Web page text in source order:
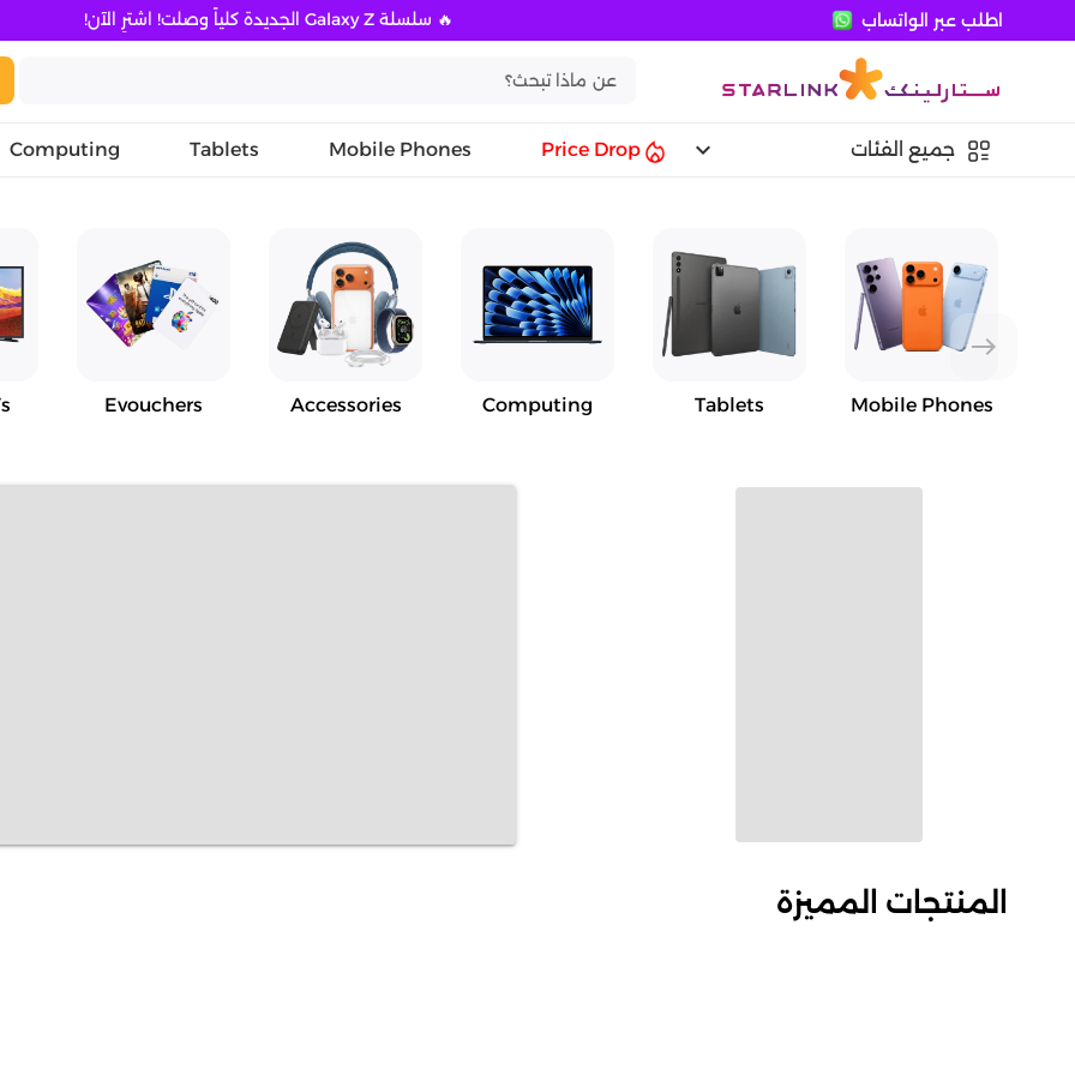
اطلب عبر الواتساب 🔥 سلسلة Galaxy Z الجديدة كلياً وصلت! اشترِ الآن!
جميع الفئات keyboard_arrow_down
Price Drop
Mobile Phones
Tablets
Computing
east
Mobile Phones
Tablets
Computing
Accessories
Evouchers
المنتجات المميزة